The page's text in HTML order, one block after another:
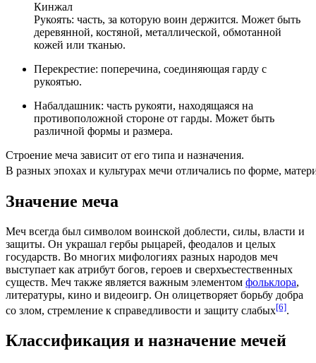
Кинжал
Рукоять: часть, за которую воин держится. Может быть
деревянной, костяной, металлической, обмотанной
кожей или тканью.
Перекрестие: поперечина, соединяющая гарду с
рукоятью.
Набалдашник: часть рукояти, находящаяся на
противоположной стороне от гарды. Может быть
различной формы и размера.
Строение меча зависит от его типа и назначения.
В разных эпохах и культурах мечи отличались по форме,
Значение меча
Меч всегда был символом воинской доблести, силы, власти и
защиты. Он украшал гербы рыцарей, феодалов и целых
государств. Во многих мифологиях разных народов меч
выступает как атрибут богов, героев и сверхъестественных
существ. Меч также является важным элементом фольклора,
литературы, кино и видеоигр. Он олицетворяет борьбу добра
со злом, стремление к справедливости и защиту слабых[6].
Классификация и назначение мечей